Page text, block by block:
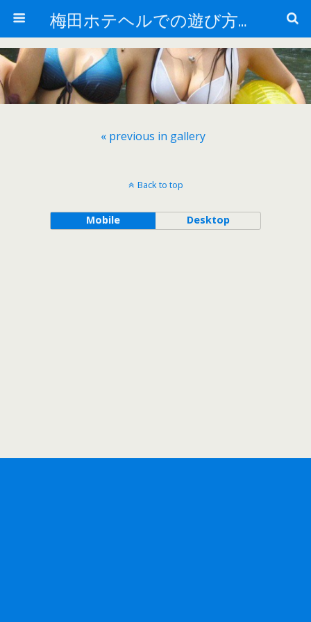
梅田ホテヘルでの遊び方＆人気ホテヘル
« previous in gallery
Back to top
Mobile Desktop